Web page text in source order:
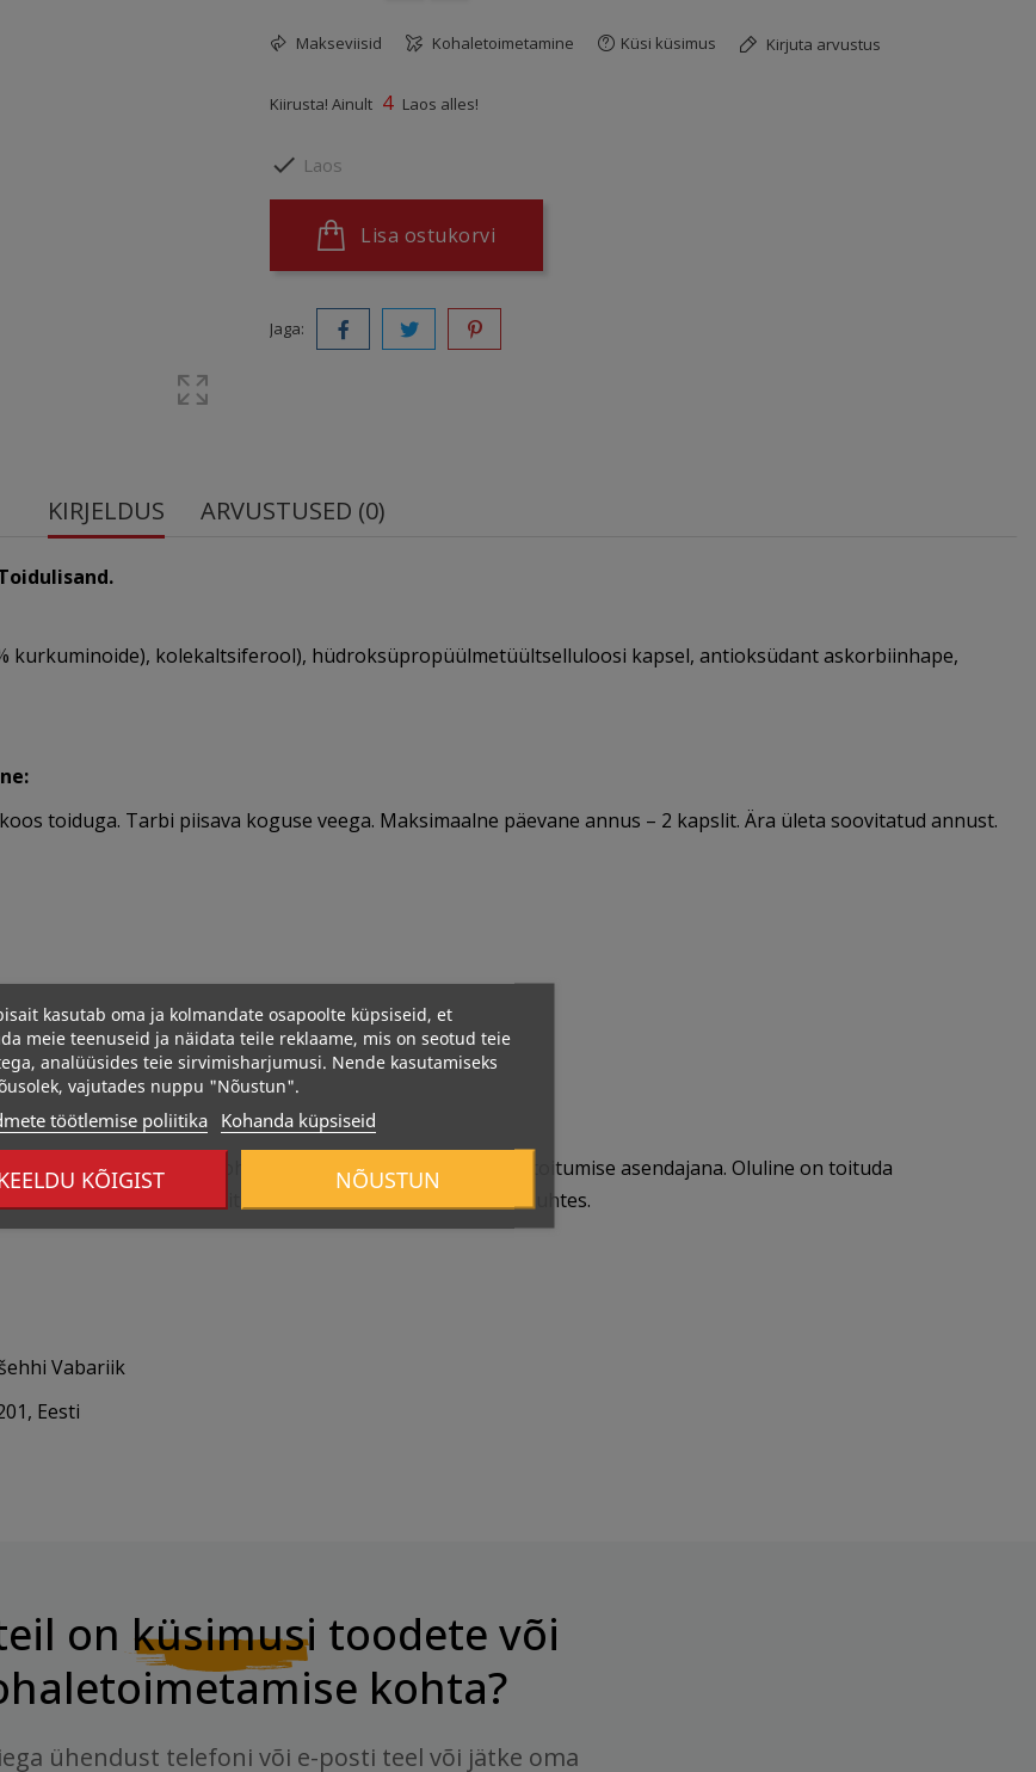
Makseviisid Kohaletoimetamine Küsi küsimus Kirjuta arvustus
Kiirusta! Ainult 4 Laos alles!
 Laos
Lisa ostukorvi
Jaga:
KIRJELDUS ARVUSTUSED (0)
kurkuminoide), kolekaltsiferool), hüdroksüpropüülmetüültselluloosi kapsel, antioksüdant askorbiinhape,
toiduga. Tarbi piisava koguse veega. Maksimaalne päevane annus – 2 kapslit. Ära ületa soovitatud annust.
kättesaamatus kohas. Mitte kasutada mitmekesise toitumise asendajana. Oluline on toituda
Mitte kasutada ülitundlikkuse korral koostisosade suhtes.
Vabariik
Eesti
on küsimusi toodete või
kohta?
ühendust telefoni või e-posti teel või jätke oma
kasutab oma ja kolmandate osapoolte küpsiseid, et
meie teenuseid ja näidata teile reklaame, mis on seotud teie
analüüsides teie sirvimisharjumusi. Nende kasutamiseks
vajutades nuppu "Nõustun".
töötlemise poliitika Kohanda küpsiseid
KÕIGIST NÕUSTUN